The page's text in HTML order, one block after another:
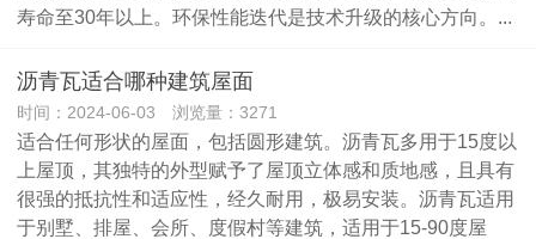
寿命至30年以上。环保性能迭代是技术升级的核心方向。...
沥青瓦适合哪种建筑屋面
时间：2024-06-03 浏览量：3271
适合任何形状的屋面，包括圆形建筑。沥青瓦多用于15度以
上屋顶，其独特的外型赋予了屋顶立体感和质地感，且具有
很强的抵抗性和适应性，经久耐用，极易安装。沥青瓦适用
于别墅、排屋、会所、度假村等建筑，适用于15-90度屋